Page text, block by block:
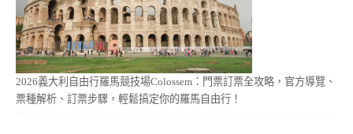
2026義大利自由行羅馬競技場Colossem：門票訂票全攻略，官方導覽、
票種解析、訂票步驟，輕鬆搞定你的羅馬自由行！